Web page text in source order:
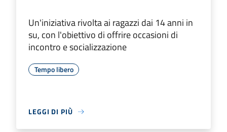
Un'iniziativa rivolta ai ragazzi dai 14 anni in
su, con l'obiettivo di offrire occasioni di
incontro e socializzazione
Tempo libero
LEGGI DI PIÙ